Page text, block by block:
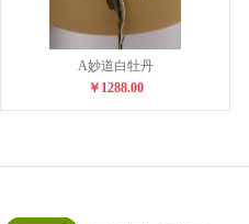
A妙道白牡丹
￥1288.00